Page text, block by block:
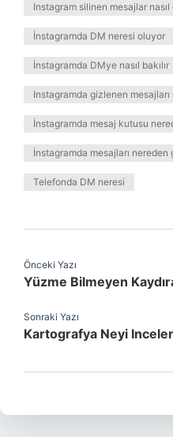
Instagram silinen mesajlar
İnstagramda DM neresi oluyor
İnstagramda DMye nasıl bakılır
Instagramda gizlenen mesajları
İnstagramda mesaj kutusu
İnstagramda mesajları nereden
Telefonda DM neresi
Önceki Yazı
Yüzme Bilmeyen
Sonraki Yazı
Kartografya Neyi Inceler